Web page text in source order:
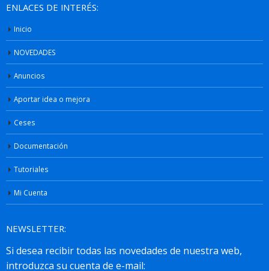
ENLACES DE INTERÉS:
Inicio
NOVEDADES
Anuncios
Aportar idea o mejora
Ceses
Documentación
Tutoriales
Mi Cuenta
NEWSLETTER: